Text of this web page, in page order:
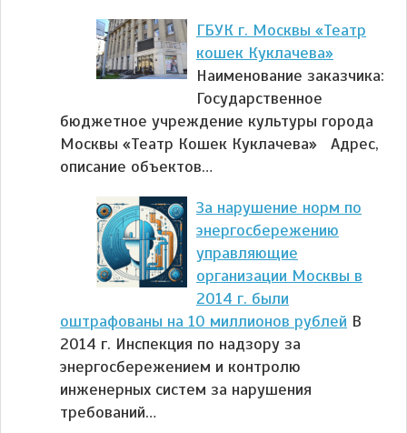
ГБУК г. Москвы «Театр
кошек Куклачева»
Наименование заказчика:
Государственное
бюджетное учреждение культуры города
Москвы «Театр Кошек Куклачева» Адрес,
описание объектов…
За нарушение норм по
энергосбережению
управляющие
организации Москвы в
2014 г. были
оштрафованы на 10 миллионов рублей В
2014 г. Инспекция по надзору за
энергосбережением и контролю
инженерных систем за нарушения
требований…